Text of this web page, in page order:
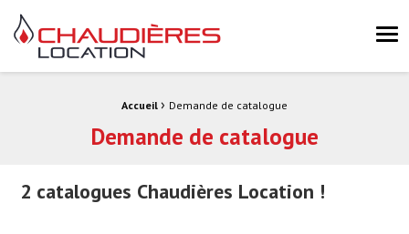
Chaudières Location Location de chaudière et chaufferie mobile
Accueil › Demande de catalogue
Demande de catalogue
2 catalogues Chaudières Location !